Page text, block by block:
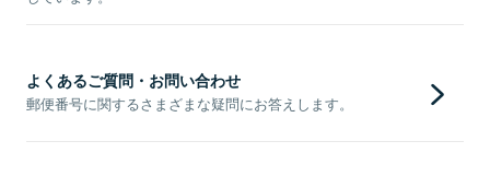
よくあるご質問・お問い合わせ
郵便番号に関するさまざまな疑問にお答えします。